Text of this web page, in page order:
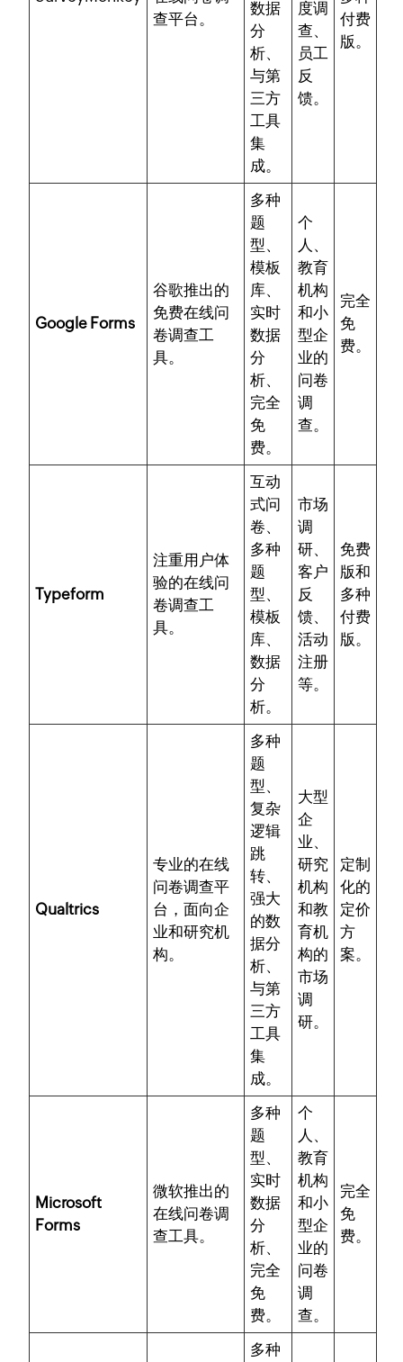
查平台。
数据
分
析、
与第
三方
工具
集
成。
度调
查、
员工
反
馈。
付费
版。
Google Forms
谷歌推出的
免费在线问
卷调查工
具。
多种
题
型、
模板
库、
实时
数据
分
析、
完全
免
费。
个
人、
教育
机构
和小
型企
业的
问卷
调
查。
完全
免
费。
Typeform
注重用户体
验的在线问
卷调查工
具。
互动
式问
卷、
多种
题
型、
模板
库、
数据
分
析。
市场
调
研、
客户
反
馈、
活动
注册
等。
免费
版和
多种
付费
版。
Qualtrics
专业的在线
问卷调查平
台，面向企
业和研究机
构。
多种
题
型、
复杂
逻辑
跳
转、
强大
的数
据分
析、
与第
三方
工具
集
成。
大型
企
业、
研究
机构
和教
育机
构的
市场
调
研。
定制
化的
定价
方
案。
Microsoft
Forms
微软推出的
在线问卷调
查工具。
多种
题
型、
实时
数据
分
析、
完全
免
费。
个
人、
教育
机构
和小
型企
业的
问卷
调
查。
完全
免
费。
多种